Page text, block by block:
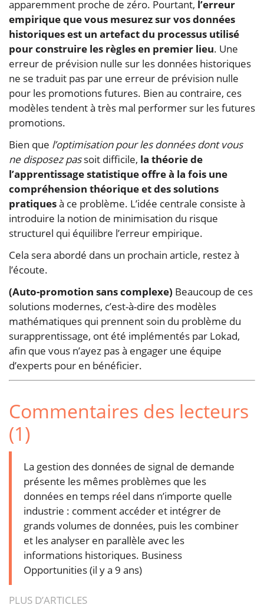
apparemment proche de zéro. Pourtant, l’erreur
empirique que vous mesurez sur vos données
historiques est un artefact du processus utilisé
pour construire les règles en premier lieu. Une
erreur de prévision nulle sur les données historiques
ne se traduit pas par une erreur de prévision nulle
pour les promotions futures. Bien au contraire, ces
modèles tendent à très mal performer sur les futures
promotions.
Bien que l’optimisation pour les données dont vous
ne disposez passoit difficile, la théorie de
l’apprentissage statistique offre à la fois une
compréhension théorique et des solutions
pratiquesà ce problème. L’idée centrale consiste à
introduire la notion de minimisation du risque
structurel qui équilibre l’erreur empirique.
Cela sera abordé dans un prochain article, restez à
l’écoute.
(Auto-promotion sans complexe) Beaucoup de ces
solutions modernes, c’est-à-dire des modèles
mathématiques qui prennent soin du problème du
surapprentissage, ont été implémentés par Lokad,
afin que vous n’ayez pas à engager une équipe
d’experts pour en bénéficier.
Commentaires des lecteurs
(1)
La gestion des données de signal de demande
présente les mêmes problèmes que les
données en temps réel dans n’importe quelle
industrie : comment accéder et intégrer de
grands volumes de données, puis les combiner
et les analyser en parallèle avec les
informations historiques. Business
Opportunities (il y a 9 ans)
PLUS D’ARTICLES